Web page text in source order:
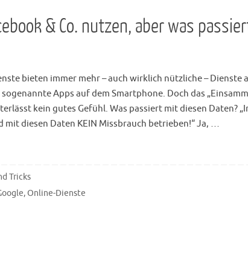
& Co. nutzen, aber was
bieten immer mehr – auch wirklich nützliche – Dienste
Apps auf dem Smartphone. Doch das
kein gutes Gefühl. Was passiert mit diesen Daten?
mit diesen Daten KEIN Missbrauch betrieben!“ Ja, …
Tricks
,Online-Dienste